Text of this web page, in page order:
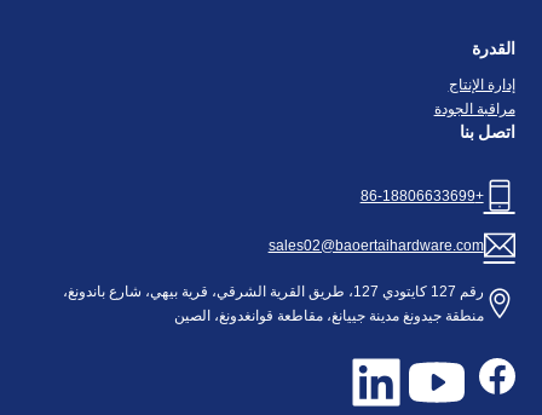
القدرة
إدارة الإنتاج
مراقبة الجودة
اتصل بنا
+86-18806633699
sales02@baoertaihardware.com
رقم 127 كايتودي 127، طريق القرية الشرقي، قرية بيهي، شارع باندونغ،
منطقة جيدونغ مدينة جييانغ، مقاطعة قوانغدونغ، الصين